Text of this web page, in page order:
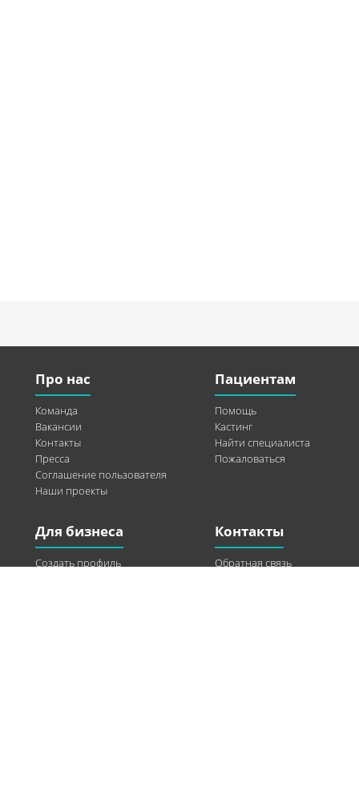
Про нас
Команда
Вакансии
Контакты
Пресса
Соглашение пользователя
Наши проекты
Пациентам
Помощь
Кастинг
Найти специалиста
Пожаловаться
Для бизнеса
Создать профиль
Контакты
Обратная связь